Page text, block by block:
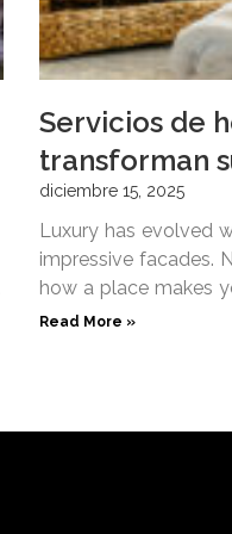
Servicios de
transforman
placer
diciembre 15, 2025
Luxury has evolved
impressive facades.
how a place makes
Read More »